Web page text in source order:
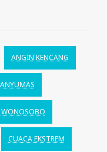
ANGIN KENCANG
CUACA EKSTREM